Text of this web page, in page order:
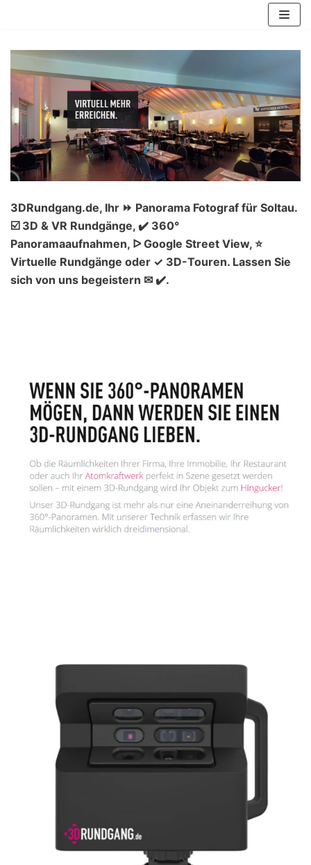
Inhalt
springen
3DRundgang.de, Ihr ⏩ Panorama Fotograf für Soltau.
☑️ 3D & VR Rundgänge, ✔️ 360°
Panoramaaufnahmen, ᐅ Google Street View, ⭐
Virtuelle Rundgänge oder ✓ 3D-Touren. Lassen Sie
sich von uns begeistern ✉ ✔️.